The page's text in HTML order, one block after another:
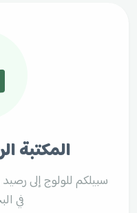
المكتبة
سبيلكم للولوج إلى
في